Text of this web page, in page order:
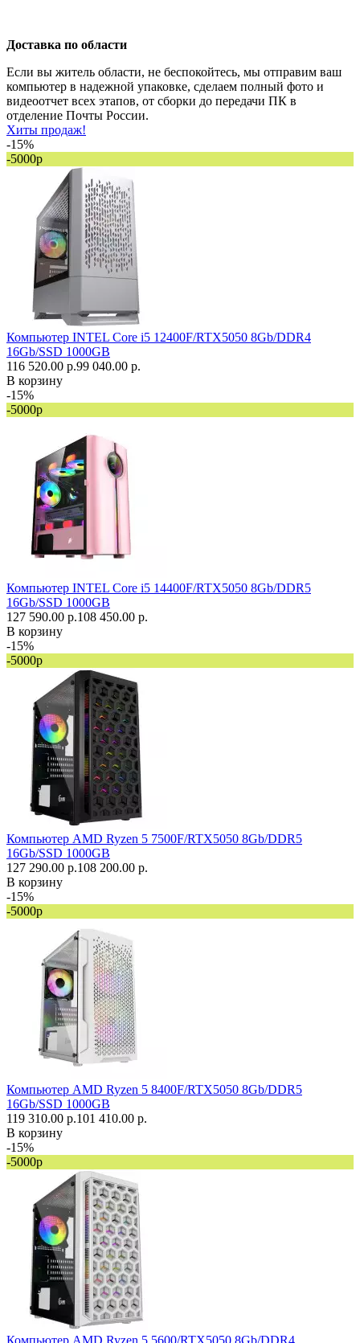
Доставка по области
Если вы житель области, не беспокойтесь, мы отправим ваш
компьютер в надежной упаковке, сделаем полный фото и
видеоотчет всех этапов, от сборки до передачи ПК в
отделение Почты России.
Хиты продаж!
-15%
-5000р
Компьютер INTEL Core i5 12400F/RTX5050 8Gb/DDR4
16Gb/SSD 1000GB
116 520.00 р.99 040.00 р.
В корзину
-15%
-5000р
Компьютер INTEL Core i5 14400F/RTX5050 8Gb/DDR5
16Gb/SSD 1000GB
127 590.00 р.108 450.00 р.
В корзину
-15%
-5000р
Компьютер AMD Ryzen 5 7500F/RTX5050 8Gb/DDR5
16Gb/SSD 1000GB
127 290.00 р.108 200.00 р.
В корзину
-15%
-5000р
Компьютер AMD Ryzen 5 8400F/RTX5050 8Gb/DDR5
16Gb/SSD 1000GB
119 310.00 р.101 410.00 р.
В корзину
-15%
-5000р
Компьютер AMD Ryzen 5 5600/RTX5050 8Gb/DDR4